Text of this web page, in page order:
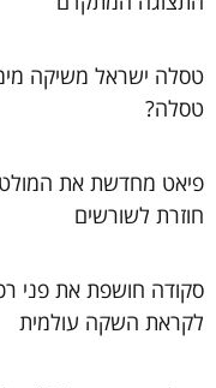
טסלה?
פיאט מחדשת את
חוזרת לשורשים
לקראת השקה עולמית